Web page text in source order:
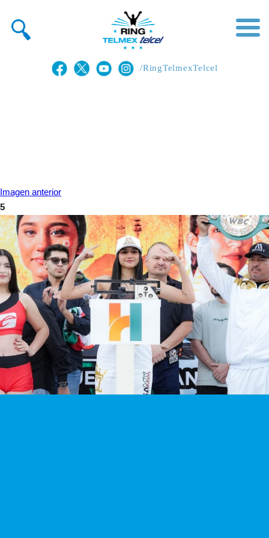
/RingTelmexTelcel
Imagen anterior
5